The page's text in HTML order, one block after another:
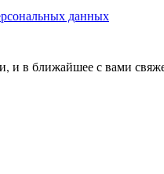
данных
и в ближайшее с вами